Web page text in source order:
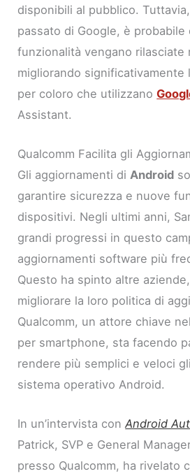
disponibili al pubblico.
passato di Google, è probabile
funzionalità vengano rilasciate
migliorando significativamente
per coloro che utilizzano
Assistant.
Qualcomm Facilita gli
Gli aggiornamenti diAndroid
garantire sicurezza e nuove
dispositivi. Negli ultimi anni,
grandi progressi in questo
aggiornamenti software più
Questo ha spinto altre
migliorare la loro politica di
Qualcomm, un attore chiave
per smartphone, sta facendo
rendere più semplici e veloci
sistema operativo Android.
In un’intervista conAndroid
Patrick, SVP e General
presso Qualcomm, ha rivelato